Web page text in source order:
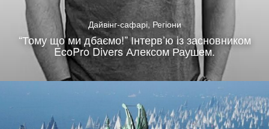
Дайвінг-сафарі, Регіони
“Тому що ми дбаємо!” Інтерв’ю із засновником
EcoPro Divers Алексом Раушем.